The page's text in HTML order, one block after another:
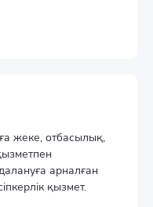
жеке, отбасылық,
арналған
қызмет.